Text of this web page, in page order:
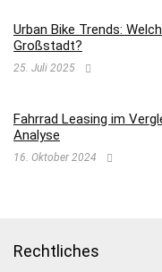
Urban Bike Trends:
Großstadt?
25. Juli 2025
Fahrrad Leasing im
Analyse
16. Oktober 2024
Rechtliches